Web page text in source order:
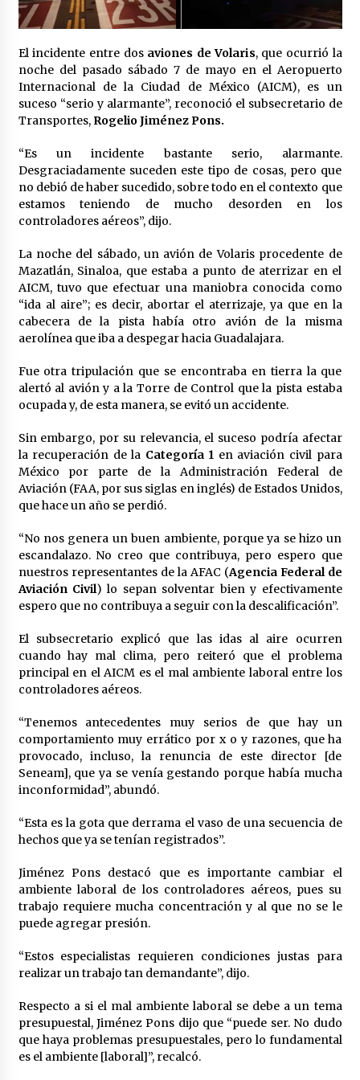
Laura Itzel Castillo será la nueva secretaria de
las Mujeres, anuncia Sheinbaum
Sheinbaum descarta reunión entre CNTE y
Segob: «ya dimos nuestras propuestas»
2 meses atrás
Zar antidrogas de EE.UU.: “vamos por los
políticos mexicanos que protegen al narco”
2 meses atrás
Trump anuncia acuerdo con Irán y el fin de
2 meses atrás
Trump asegura que barcos cargados de
petróleo están empezando a salir de Ormuz
2 meses atrás
México libraría posible arancel de EE.UU. en
85% de sus exportaciones
2 meses atrás
El incidente entre dosaviones de Volaris, que ocurrió la
noche del pasado sábado 7 de mayo en el Aeropuerto
Internacional de la Ciudad de México (AICM), es un
suceso “serio y alarmante”, reconoció el subsecretario de
Transportes,Rogelio Jiménez Pons.
“Es un incidente bastante serio, alarmante.
Desgraciadamente suceden este tipo de cosas, pero que
no debió de haber sucedido, sobre todo en el contexto que
estamos teniendo de mucho desorden en los
controladores aéreos”, dijo.
La noche del sábado, un avión de Volaris procedente de
Mazatlán, Sinaloa, que estaba a punto de aterrizar en el
AICM, tuvo que efectuar una maniobra conocida como
“ida al aire”; es decir, abortar el aterrizaje, ya que en la
cabecera de la pista había otro avión de la misma
aerolínea que iba a despegar hacia Guadalajara.
Fue otra tripulación que se encontraba en tierra la que
alertó al avión y a la Torre de Control que la pista estaba
ocupada y, de esta manera, se evitó un accidente.
Sin embargo, por su relevancia, el suceso podría afectar
la recuperación de la Categoría 1 en aviación civil para
México por parte de la Administración Federal de
Aviación (FAA, por sus siglas en inglés) de Estados Unidos,
que hace un año se perdió.
“No nos genera un buen ambiente, porque ya se hizo un
escandalazo. No creo que contribuya, pero espero que
nuestros representantes de la AFAC (Agencia Federal de
Aviación Civil) lo sepan solventar bien y efectivamente
espero que no contribuya a seguir con la descalificación”.
El subsecretario explicó que las idas al aire ocurren
cuando hay mal clima, pero reiteró que el problema
principal en el AICM es el mal ambiente laboral entre los
controladores aéreos.
“Tenemos antecedentes muy serios de que hay un
comportamiento muy errático por x o y razones, que ha
provocado, incluso, la renuncia de este director [de
Seneam], que ya se venía gestando porque había mucha
inconformidad”, abundó.
“Esta es la gota que derrama el vaso de una secuencia de
hechos que ya se tenían registrados”.
Jiménez Pons destacó que es importante cambiar el
ambiente laboral de los controladores aéreos, pues su
trabajo requiere mucha concentración y al que no se le
puede agregar presión.
“Estos especialistas requieren condiciones justas para
realizar un trabajo tan demandante”, dijo.
Respecto a si el mal ambiente laboral se debe a un tema
presupuestal, Jiménez Pons dijo que “puede ser. No dudo
que haya problemas presupuestales, pero lo fundamental
es el ambiente [laboral]”, recalcó.